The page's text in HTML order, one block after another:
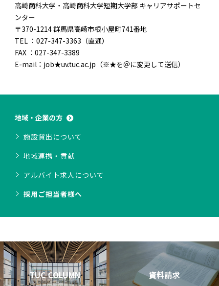
高崎商科大学・高崎商科大学短期大学部 キャリアサポートセ
ンター
〒370-1214 群馬県高崎市根小屋町741番地
TEL ：027-347-3363（直通）
FAX ：027-347-3389
E-mail：job★uv.tuc.ac.jp（※★を＠に変更して送信）
地域・企業の方
施設貸出について
地域連携・貢献
アルバイト求人について
採用ご担当者様へ
TUC COLUMN 資料請求